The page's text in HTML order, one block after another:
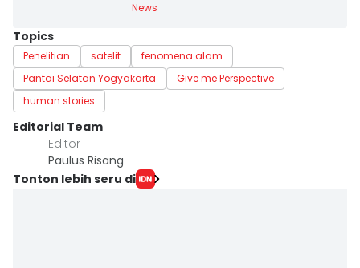
News
Topics
Penelitian satelit
fenomena alam
Pantai Selatan Yogyakarta
Give me Perspective
human stories
Editorial Team
Editor
Paulus Risang
Tonton lebih seru di